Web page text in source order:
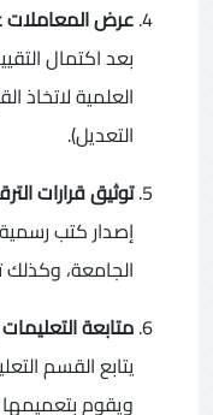
عرض المعاملات
بعد اكتمال
العلمية لاتخاذ
التعديل).
توثيق قرارات
إصدار كتب رسمية
الجامعة، وكذلك
متابعة التعليمات
يتابع القسم
ويقوم